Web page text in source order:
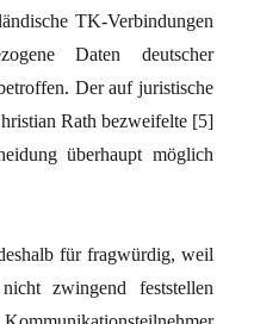
TK-Verbindungen
Daten deutscher
Der auf juristische
Rath bezweifelte [5]
überhaupt möglich
für fragwürdig, weil
zwingend feststellen